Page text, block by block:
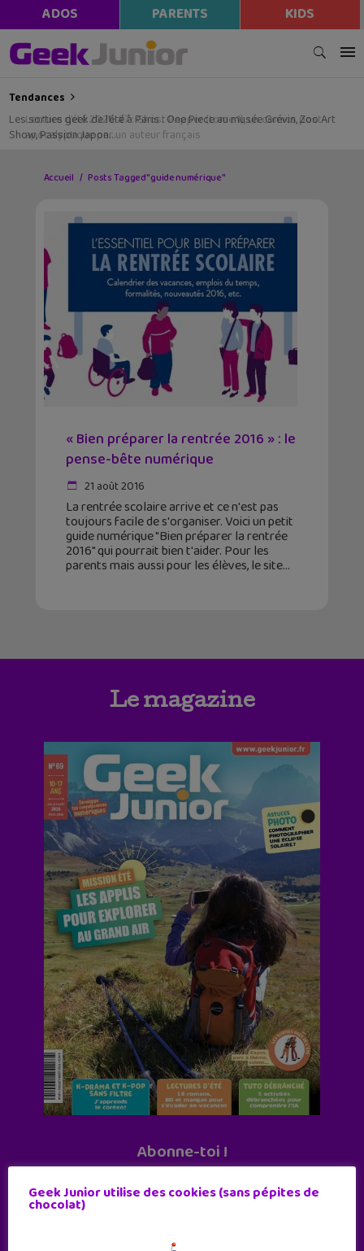
ADOS PARENTS KIDS
Tendances
Les sorties geek de l’été à Paris : One Piece au musée Grévin, Zoo Art
Show, Passion Japon…
Accueil Posts Tagged "guide numérique"
« Bien préparer la rentrée 2016 » : le
pense-bête numérique
21 août 2016
La rentrée scolaire arrive et ce n'est pas
toujours facile de s'organiser. Voici un petit
guide numérique "Bien préparer la rentrée
2016" qui pourrait bien t'aider. Pour les
parents mais aussi pour les élèves, le site
Le magazine
Abonne-toi !
Geek Junior utilise des cookies (sans pépites de
chocolat)